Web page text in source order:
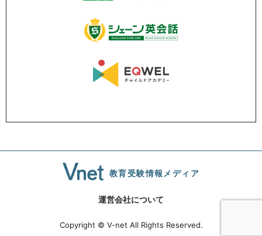
教育受験情報メディア
運営会社について
Copyright © V-net All Rights Reserved.